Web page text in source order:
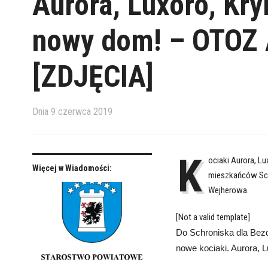
nowy dom! –
[ZDJĘCIA]
Dnia 9 czerwca 2019
Więcej w Wiadomości: K ociaki Aurora,
mieszkańców
Wejherowa.
[Not a valid template]
Do Schroniska dla
nowe kociaki. Aurora,